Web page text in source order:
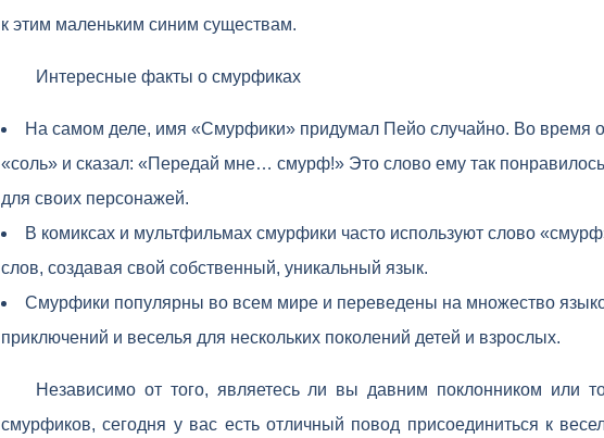
к этим маленьким синим существам.
Интересные факты о смурфиках
На самом деле, имя «Смурфики» придумал Пейо случайно. Во время
«соль» и сказал: «Передай мне… смурф!» Это слово ему так
для своих персонажей.
В комиксах и мультфильмах смурфики часто используют слово
слов, создавая свой собственный, уникальный язык.
Смурфики популярны во всем мире и переведены на множество
приключений и веселья для нескольких поколений детей и взрослых.
Независимо от того, являетесь ли вы давним поклонником или
смурфиков, сегодня у вас есть отличный повод присоединиться к